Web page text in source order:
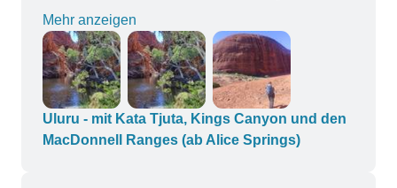
Darüber hinaus fühlten wir uns bei ihr während
der gesamten Reise sicher und gut aufgehoben.
Vielen Dank, Sophie, dass Sie diese Reise so
besonders gemacht haben!
Mehr anzeigen
Uluru - mit Kata Tjuta, Kings Canyon und den
MacDonnell Ranges (ab Alice Springs)